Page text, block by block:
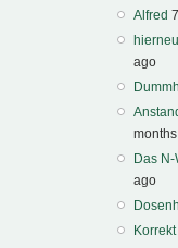
Alfred
ago
Das N-
ago
Korrekt